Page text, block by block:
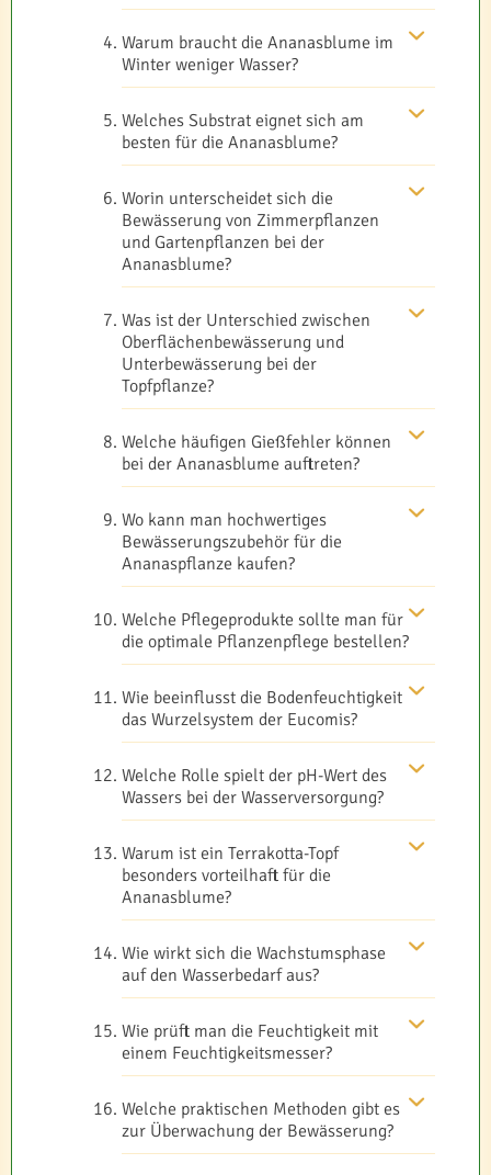
Warum braucht die Ananasblume im
Winter weniger Wasser?
Welches Substrat eignet sich am
besten für die Ananasblume?
Worin unterscheidet sich die
Bewässerung von Zimmerpflanzen
und Gartenpflanzen bei der
Ananasblume?
Was ist der Unterschied zwischen
Oberflächenbewässerung und
Unterbewässerung bei der
Topfpflanze?
Welche häufigen Gießfehler können
bei der Ananasblume auftreten?
Wo kann man hochwertiges
Bewässerungszubehör für die
Ananaspflanze kaufen?
Welche Pflegeprodukte sollte man für
die optimale Pflanzenpflege bestellen?
Wie beeinflusst die Bodenfeuchtigkeit
das Wurzelsystem der Eucomis?
Welche Rolle spielt der pH-Wert des
Wassers bei der Wasserversorgung?
Warum ist ein Terrakotta-Topf
besonders vorteilhaft für die
Ananasblume?
Wie wirkt sich die Wachstumsphase
auf den Wasserbedarf aus?
Wie prüft man die Feuchtigkeit mit
einem Feuchtigkeitsmesser?
Welche praktischen Methoden gibt es
zur Überwachung der Bewässerung?